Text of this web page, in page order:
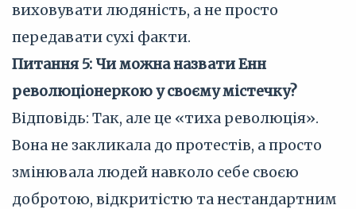
виховувати людяність, а не просто
передавати сухі факти.
Питання 5: Чи можна назвати Енн
революціонеркою у своєму містечку?
Відповідь: Так, але це «тиха революція».
Вона не закликала до протестів, а просто
змінювала людей навколо себе своєю
добротою, відкритістю та нестандартним